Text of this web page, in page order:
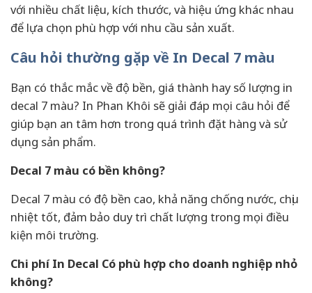
với nhiều chất liệu, kích thước, và hiệu ứng khác nhau
để lựa chọn phù hợp với nhu cầu sản xuất.
Câu hỏi thường gặp về In Decal 7 màu
Bạn có thắc mắc về độ bền, giá thành hay số lượng in
decal 7 màu? In Phan Khôi sẽ giải đáp mọi câu hỏi để
giúp bạn an tâm hơn trong quá trình đặt hàng và sử
dụng sản phẩm.
Decal 7 màu có bền không?
Decal 7 màu có độ bền cao, khả năng chống nước, chịu
nhiệt tốt, đảm bảo duy trì chất lượng trong mọi điều
kiện môi trường.
Chi phí In Decal Có phù hợp cho doanh nghiệp nhỏ
không?